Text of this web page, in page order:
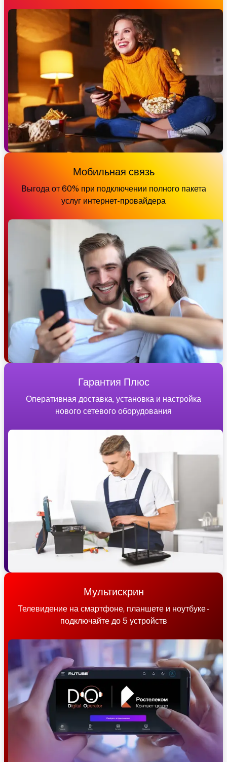
Мобильная связь
Выгода от 60% при подключении полного пакета
услуг интернет-провайдера
Гарантия Плюс
Оперативная доставка, установка и настройка
нового сетевого оборудования
Мультискрин
Телевидение на смартфоне, планшете и ноутбуке -
подключайте до 5 устройств